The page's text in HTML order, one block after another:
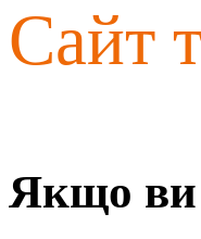
Сайт
Якщо ви